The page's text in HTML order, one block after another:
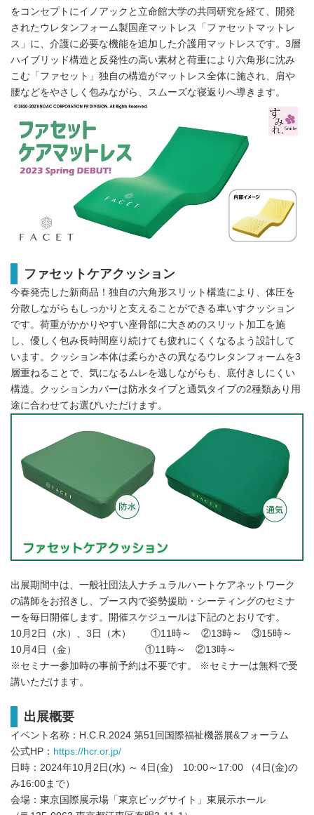
をコンセプトにイノアックと⽴命館⼤学の共同研究を経て、開発
されたウレタンフォーム製国産マットレス「ファセットマットレ
ス」に、介護に必要な機能を追加した介護⽤マットレスです。3層
ハイブリッド構造と反発性の⾼い素材と荷重により六⾓形に沈み
こむ「ファセット」独⾃の構造がマットレス全体に施され、肩や
腰などをやさしく包みながら、スムーズな寝返りへ導きます。
ファセットケアクッション
今春発売した新商品！独自の六角形スリット構造により、体圧を
分散しながらもしっかりと支えることができる車いすクッション
です。荷重がかかりやすい座骨部に大きめのスリット加工を施
し、優しく包み長時間座り続けても疲れにくくなるよう設計して
います。クッション本体は柔らかさの異なるウレタンフォームを3
層重ねることで、気になるムレを逃しながらも、底付きしにくい
構造。クッションカバーは防水タイプと通気タイプの2種類あり用
途に合わせてお選びいただけます。
出展期間中は、⼀般社団法⼈ナチュラルハートケアネットワーク
の講師をお招きし、ブース内で姿勢援助・シーティングのセミナ
ーを毎日開催します。開催スケジュールは下記のとおりです。
10月2日（水）、3日（木） ①11時～ ②13時～ ③15時～
10月4日（金） ①11時～ ②13時～
※セミナー参加時の事前予約は不要です。 ※セミナーは無料で受
講いただけます。
出展概要
イベント名称：H.C.R.2024 第51回国際福祉機器展&フォーラム
公式HP： https://hcr.or.jp/
日時：2024年10月2日(水) ～ 4日(金) 10:00～17:00 （4日(金)の
み16:00まで）
会場：東京国際展示場「東京ビッグサイト」東展示ホール